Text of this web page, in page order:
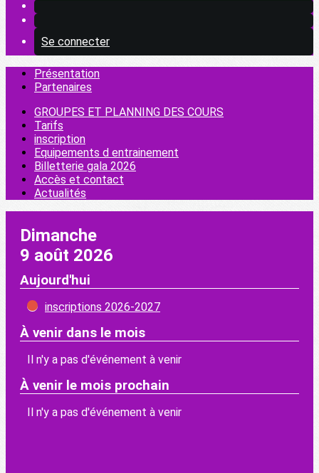
Se connecter
Présentation
Partenaires
GROUPES ET PLANNING DES COURS
Tarifs
inscription
Equipements d entrainement
Billetterie gala 2026
Accès et contact
Actualités
Dimanche
9 août 2026
Aujourd'hui
inscriptions 2026-2027
À venir dans le mois
Il n'y a pas d'événement à venir
À venir le mois prochain
Il n'y a pas d'événement à venir